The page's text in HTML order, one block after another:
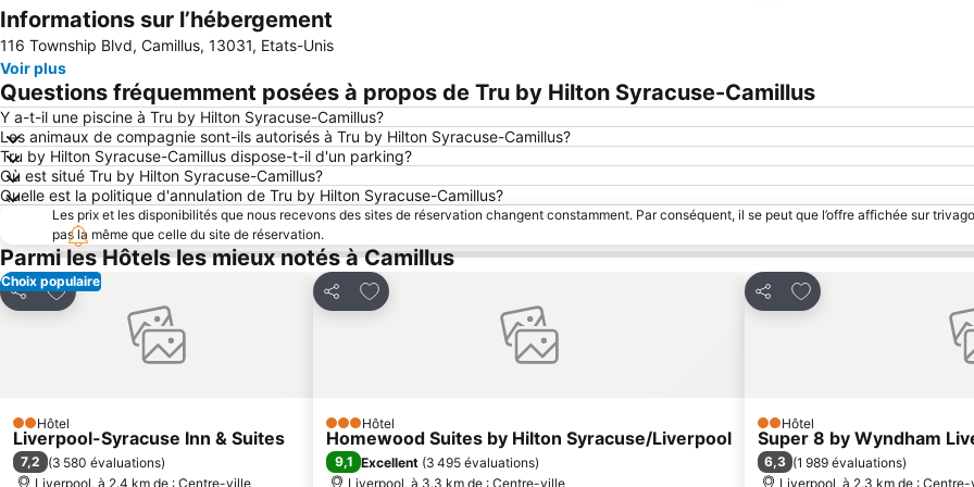
Informations sur l’hébergement
116 Township Blvd, Camillus, 13031, Etats-Unis
Voir plus
Questions fréquemment posées à propos de Tru by Hilton Syracuse-Camillus
Y a-t-il une piscine à Tru by Hilton Syracuse-Camillus?
Les animaux de compagnie sont-ils autorisés à Tru by Hilton Syracuse-Camillus?
Tru by Hilton Syracuse-Camillus dispose-t-il d'un parking?
Où est situé Tru by Hilton Syracuse-Camillus?
Quelle est la politique d'annulation de Tru by Hilton Syracuse-Camillus?
Les prix et les disponibilités que nous recevons des sites de réservation changent constamment. Par conséquent, il se peut que l’offre affichée sur
pas la même que celle du site de réservation.
Parmi les Hôtels les mieux notés à Camillus
Choix populaire
Partager
Ajouter à mes favoris
2 Étoiles
Hôtel
Liverpool-Syracuse Inn & Suites
7,2 (3 580 évaluations)
Liverpool, à 2.4 km de : Centre-ville
Partager
Ajouter à mes favoris
3 Étoiles
Hôtel
Homewood Suites by Hilton Syracuse/Liverpool
9,1 Excellent (3 495 évaluations)
Liverpool, à 3.3 km de : Centre-ville
Partager
Ajouter à mes favoris
2 Étoiles
Hôtel
Super 8 by Wyndham
6,3 (1 989 évaluations)
Liverpool, à 2.3 km de :